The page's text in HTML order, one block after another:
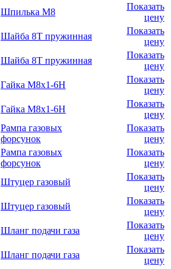
Шпилька M8
Показать
цену
Шайба 8Т пружинная
Показать
цену
Шайба 8Т пружинная
Показать
цену
Гайка М8х1-6H
Показать
цену
Гайка М8х1-6H
Показать
цену
Рампа газовых
форсунок
Показать
цену
Рампа газовых
форсунок
Показать
цену
Штуцер газовый
Показать
цену
Штуцер газовый
Показать
цену
Шланг подачи газа
Показать
цену
Шланг подачи газа
Показать
цену